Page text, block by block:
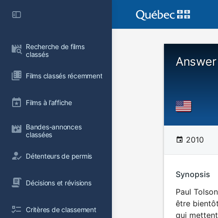
Recherche de films
classés
Films classés récemment
Films à l’affiche
Bandes-annonces
classées
Détenteurs de permis
Décisions et révisions
Critères de classement
2010
Synopsis
Paul
être
qui mettent